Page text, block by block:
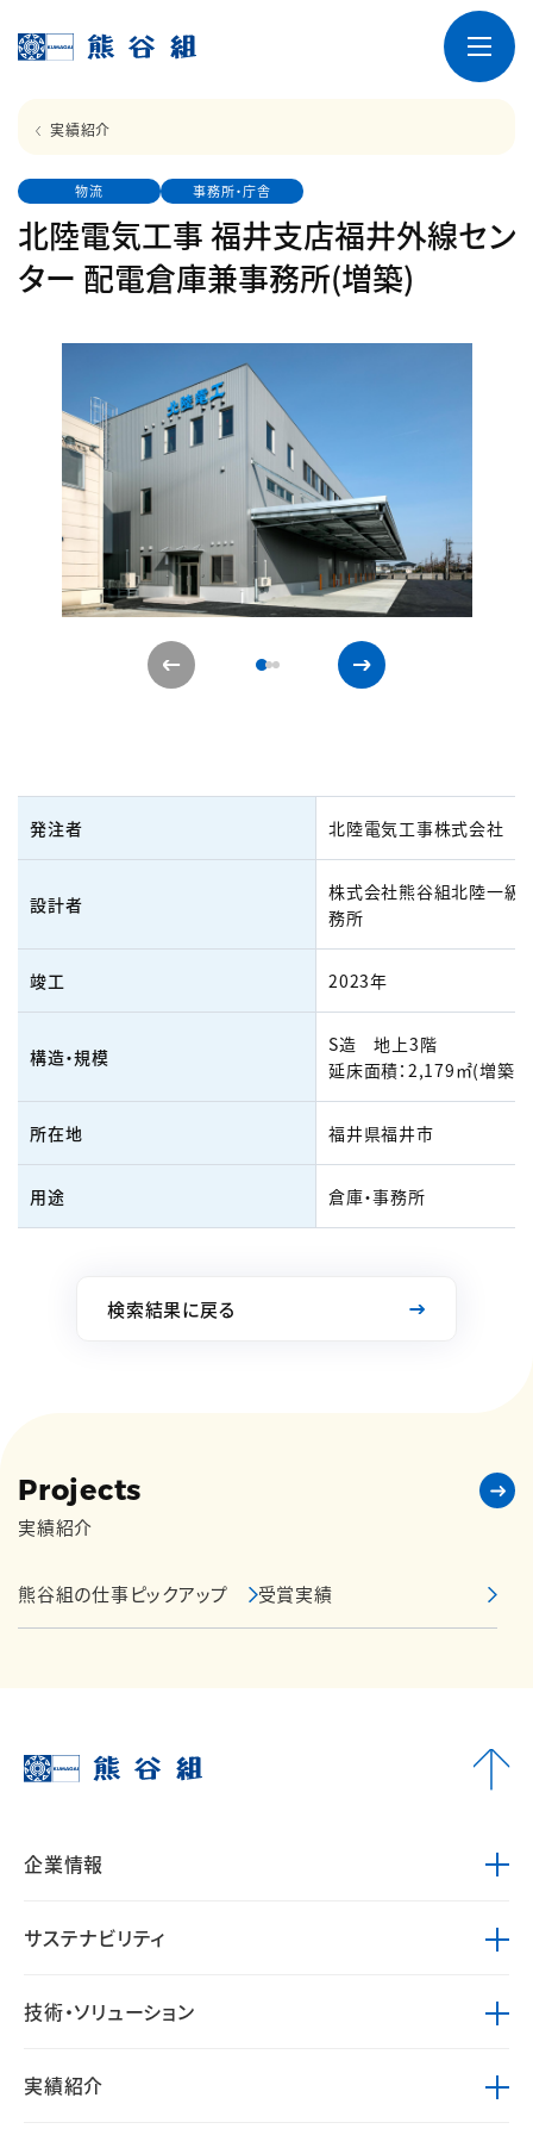
実績紹介
物流 事務所・庁舎
北陸電気工事 福井支店福井外線セン
ター 配電倉庫兼事務所(増築)
発注者 北陸電気工事株式会社
設計者
株式会社熊谷組北陸一級
務所
竣工 2023年
構造・規模
S造 地上3階
延床面積：2,179㎡(増築
所在地 福井県福井市
用途 倉庫・事務所
検索結果に戻る
Projects
実績紹介
熊谷組の仕事ピックアップ 受賞実績
企業情報
サステナビリティ
技術・ソリューション
実績紹介